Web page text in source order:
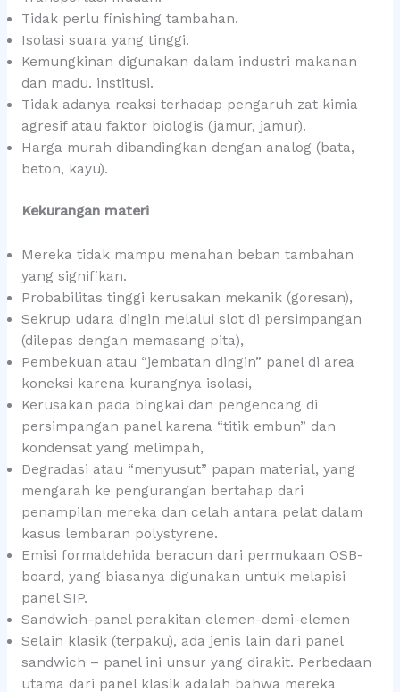
Tidak perlu finishing tambahan.
Isolasi suara yang tinggi.
Kemungkinan digunakan dalam industri makanan
dan madu. institusi.
Tidak adanya reaksi terhadap pengaruh zat kimia
agresif atau faktor biologis (jamur, jamur).
Harga murah dibandingkan dengan analog (bata,
beton, kayu).
Kekurangan materi
Mereka tidak mampu menahan beban tambahan
yang signifikan.
Probabilitas tinggi kerusakan mekanik (goresan),
Sekrup udara dingin melalui slot di persimpangan
(dilepas dengan memasang pita),
Pembekuan atau “jembatan dingin” panel di area
koneksi karena kurangnya isolasi,
Kerusakan pada bingkai dan pengencang di
persimpangan panel karena “titik embun” dan
kondensat yang melimpah,
Degradasi atau “menyusut” papan material, yang
mengarah ke pengurangan bertahap dari
penampilan mereka dan celah antara pelat dalam
kasus lembaran polystyrene.
Emisi formaldehida beracun dari permukaan OSB-
board, yang biasanya digunakan untuk melapisi
panel SIP.
Sandwich-panel perakitan elemen-demi-elemen
Selain klasik (terpaku), ada jenis lain dari panel
sandwich – panel ini unsur yang dirakit. Perbedaan
utama dari panel klasik adalah bahwa mereka